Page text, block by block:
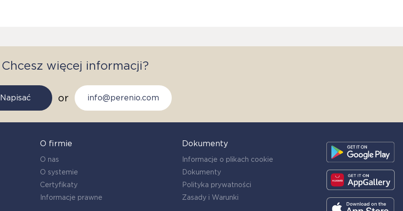
Chcesz więcej informacji?
Napisać or info@perenio.com
O firmie
O nas
O systemie
Certyfikaty
Informacje prawne
Dokumenty
Informacje o plikach cookie
Dokumenty
Polityka prywatności
Zasady i Warunki